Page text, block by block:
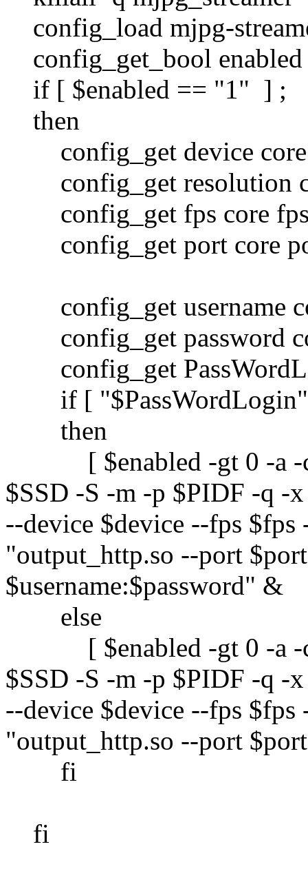
config_load mjpg-
config_get_bool enabled
if [ $enabled == "1" ] ;
then
config_get device core
config_get resolution
config_get fps core
config_get port core
config_get username
config_get password
config_get
if [ "$PassWordLogin"
then
[ $enabled -gt 0 -a -c
$SSD -S -m -p $PIDF -q -
--device $device --fps
"output_http.so --port
$username:$password" &
else
[ $enabled -gt 0 -a -c
$SSD -S -m -p $PIDF -q -
--device $device --fps
"output_http.so --port
fi
fi